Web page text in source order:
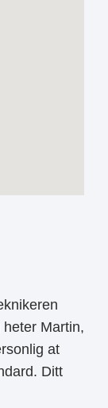
Martin,
at
Ditt